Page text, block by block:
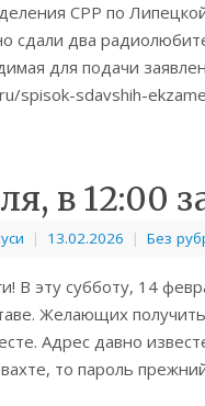
СРР по
сдали два
для подачи
spisok-sdavshih-
в 12:00
| 13.02.2026 | Без
В эту субботу, 14
Желающих
Адрес давно
то пароль